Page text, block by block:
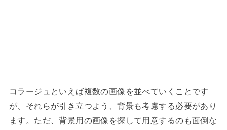
コラージュといえば複数の画像を並べていくことです
が、それらが引き立つよう、背景も考慮する必要があり
ます。ただ、背景用の画像を探して用意するのも面倒な